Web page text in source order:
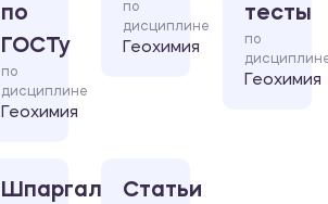
по
ГОСТу
по
дисциплине
Геохимия
по
дисциплине
Геохимия
тесты
по
Геохимия
ШпаргалкаСтатьи